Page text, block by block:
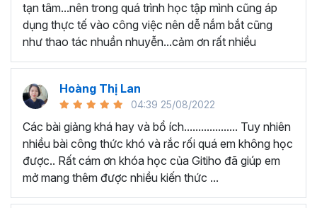
Excel một cách chuyên nghiệp giúp đẩy nhân được
tiến độ công việc, nâng cao hiệu suất làm việc lên
tới 5 lần.
Đặc biệt khiđăng ký khóa học EXG02học viên sẽ có cơ
hội nhận ưu đãi sở hữu trọn đời chỉ với
tác đăng ký khá đơn giản, bạn chỉ cần nhấn vào ĐĂNG
KÝ HỌC NGAY khóa học EXG08 trên gitiho.com là xong.
Nếu có bất cứ thắc mắc nào liên quan đến tớikhóa học
EXG02 - Thủ thuật Excel cập nhật hàng tuầnbạn hãy
để kết nối cho Gitiho qua hotline 0774 116 285 để được
tư vấn chi tiết nhé.
tạn tâm...nên trong quá trình học tập mình cũng áp
dụng thực tế vào công việc nên dễ nắm bắt cũng
như thao tác nhuần nhuyễn...cảm ơn rất nhiều
Hoàng Thị Lan
04:39 25/08/2022
Các bài giảng khá hay và bổ ích................... Tuy nhiên
nhiều bài công thức khó và rắc rối quá em không học
được.. Rất cám ơn khóa học của Gitiho đã giúp em
mở mang thêm được nhiều kiến thức ...